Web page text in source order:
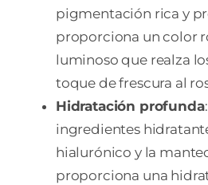
pigmentación rica y
proporciona un color
luminoso que realza
toque de frescura al
Hidratación profunda
ingredientes
hialurónico y la
proporciona una